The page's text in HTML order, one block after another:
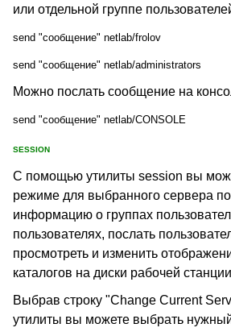
или отдельной группе
send "сообщение" netlab/frolov
send "сообщение" netlab/administrators
Можно послать сообщение на
send "сообщение" netlab/CONSOLE
SESSION
С помощью утилиты session вы
режиме для выбранного сервера
информацию о группах
пользователях, послать
просмотреть и изменить
каталогов на диски рабочей
Выбрав строку "Change Current
утилиты вы можете выбрать